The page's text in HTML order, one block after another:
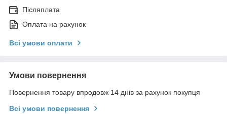
Післяплата
Оплата на рахунок
Всі умови оплати
Умови повернення
Повернення товару впродовж 14 днів за рахунок покупця
Всі умови повернення